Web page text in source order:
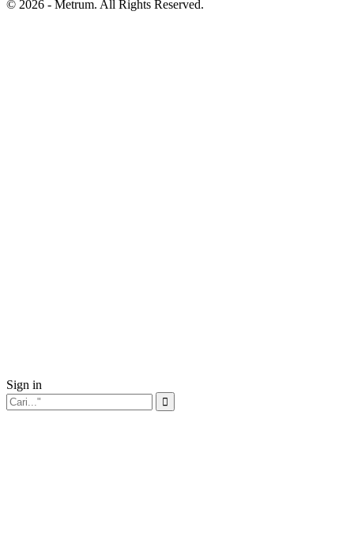
© 2026 - Metrum. All Rights Reserved.
Sign in